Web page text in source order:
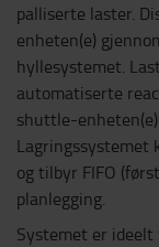
palliserte laster.
enheten(e)
hyllesystemet.
automatiserte
shuttle-
Lagringssystemet
og tilbyr FIFO
planlegging.
Systemet er